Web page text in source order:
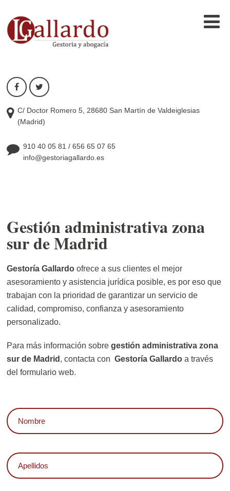
C/ Doctor Romero 5, 28680 San Martín de Valdeiglesias
(Madrid)
910 40 05 81 /656 65 07 65
info@gestoriagallardo.es
Gestión administrativa zona
sur de Madrid
Gestoría Gallardo ofrece a sus clientes el mejor
asesoramiento y asistencia jurídica posible, es por eso que
trabajan con la prioridad de garantizar un servicio de
calidad, compromiso, confianza y asesoramiento
personalizado.
Para más información sobregestión administrativa zona
sur de Madrid , contacta conGestoría Gallardoa través
del formulario web.